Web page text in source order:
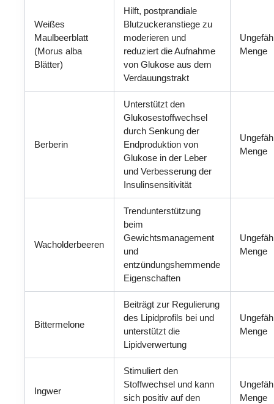
Weißes
Maulbeerblatt
(Morus alba
Blätter)
Hilft, postprandiale
Blutzuckeranstiege zu
moderieren und
reduziert die Aufnahme
von Glukose aus dem
Verdauungstrakt
Menge
Berberin
Unterstützt den
Glukosestoffwechsel
durch Senkung der
Endproduktion von
Glukose in der Leber
und Verbesserung der
Insulinsensitivität
Menge
Wacholderbeeren
Trendunterstützung
beim
Gewichtsmanagement
und
entzündungshemmende
Eigenschaften
Menge
Bittermelone
Beiträgt zur Regulierung
des Lipidprofils bei und
unterstützt die
Lipidverwertung
Menge
Ingwer
Stimuliert den
Stoffwechsel und kann
sich positiv auf den
Menge